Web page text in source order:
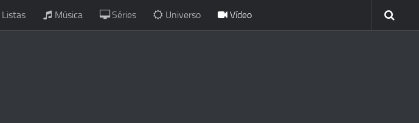
Listas Música Séries Universo Vídeo